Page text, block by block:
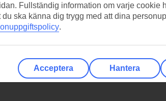
Fullständig information om varje cookie
du ska känna dig trygg med att dina
.
Acceptera Hantera